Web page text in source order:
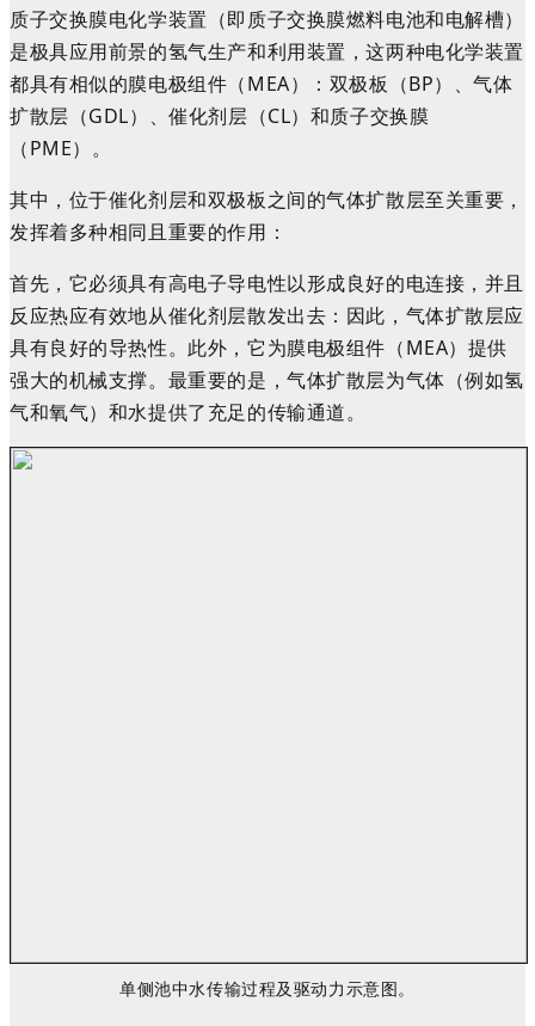
质子交换膜电化学装置（即质子交换膜燃料电池和电解槽）
是极具应用前景的氢气生产和利用装置，这两种电化学装置
都具有相似的膜电极组件（MEA）：双极板（BP）、气体
扩散层（GDL）、催化剂层（CL）和质子交换膜
（PME）。
其中，位于催化剂层和双极板之间的气体扩散层至关重要，
发挥着多种相同且重要的作用：
首先，它必须具有高电子导电性以形成良好的电连接，并且
反应热应有效地从催化剂层散发出去：因此，气体扩散层应
具有良好的导热性。此外，它为膜电极组件（MEA）提供
强大的机械支撑。最重要的是，气体扩散层为气体（例如氢
气和氧气）和水提供了充足的传输通道。
单侧池中水传输过程及驱动力示意图。